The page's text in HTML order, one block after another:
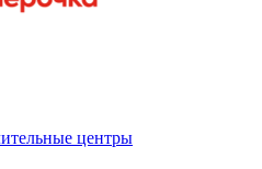
центры